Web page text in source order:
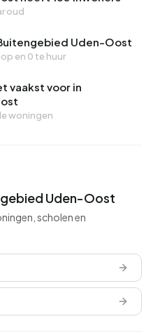
oud
Uden-Oost
en 0 te huur
vaakst voor in
woningen
Uden-Oost
scholen en